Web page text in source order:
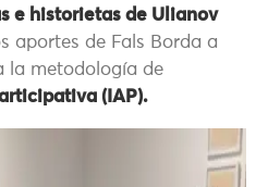
e historietas de Ulianov
aportes de Fals Borda a
la metodología de
(IAP).